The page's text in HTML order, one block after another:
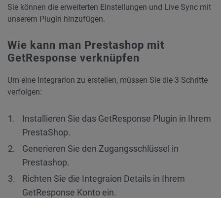
Sie können die erweiterten Einstellungen und Live Sync mit
unserem Plugin hinzufügen.
Wie kann man Prestashop mit
GetResponse verknüpfen
Um eine Integrarion zu erstellen, müssen Sie die 3 Schritte
verfolgen:
Installieren Sie das GetResponse Plugin in Ihrem
PrestaShop.
Generieren Sie den Zugangsschlüssel in
Prestashop.
Richten Sie die Integraion Details in Ihrem
GetResponse Konto ein.